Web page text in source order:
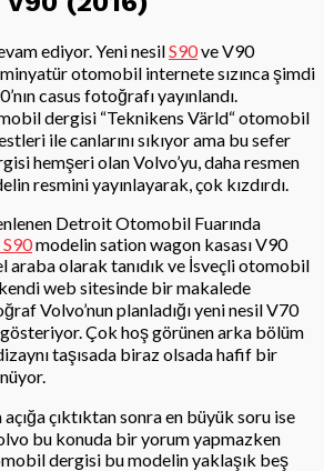
ediyor. Yeni nesilS90ve V90
otomobil internete sızınca şimdi
casus fotoğrafı yayınlandı.
dergisi “Teknikens Värld“ otomobil
ile canlarını sıkıyor ama bu sefer
hemşeri olan Volvo’yu, daha resmen
resmini yayınlayarak, çok kızdırdı.
Detroit Otomobil Fuarında
modelin sation wagon kasası V90
araba olarak tanıdık ve İsveçli otomobil
web sitesinde bir makalede
Volvo’nun planladığı yeni nesil V70
Çok hoş görünen arka bölüm
taşısada biraz olsada hafif bir
açığa çıktıktan sonra en büyük soru ise
bu konuda bir yorum yapmazken
dergisi bu modelin yaklaşık beş